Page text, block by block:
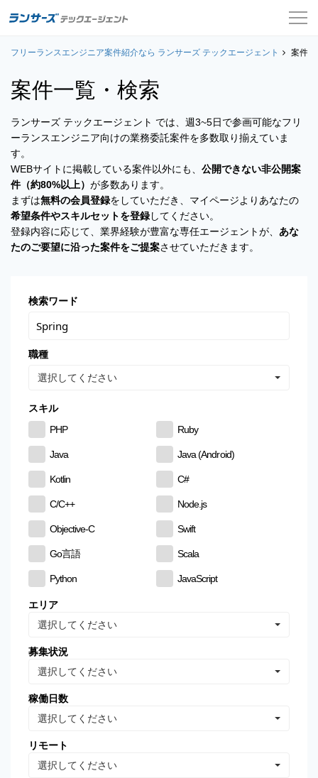
案件一覧
お役立ちコンテンツ
よくある質問
ログイン
会員登録
フリーランスエンジニア案件紹介なら ランサーズ テックエージェント 案件
案件一覧・検索
ランサーズ テックエージェント では、週3~5日で参画可能なフリ
ーランスエンジニア向けの業務委託案件を多数取り揃えていま
す。
WEBサイトに掲載している案件以外にも、 公開できない非公開案
件（約80%以上） が多数あります。
まずは無料の会員登録をしていただき、マイページよりあなたの
希望条件やスキルセットを登録してください。
登録内容に応じて、業界経験が豊富な専任エージェントが、 あな
たのご要望に沿った案件をご提案させていただきます。
検索ワード
職種
選択してください
スキル
PHP
Ruby
Java Java (Android)
Kotlin C#
C/C++ Node.js
Objective-C Swift
Go言語 Scala
Python JavaScript
CSS
MySQL
Oracle Database
Linux
VB.NET
WordPress
エリア
選択してください
募集状況
選択してください
稼働日数
選択してください
リモート
選択してください